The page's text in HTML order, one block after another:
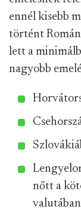
ennél kisebb
történt
lett a
nagyobb
nőtt a